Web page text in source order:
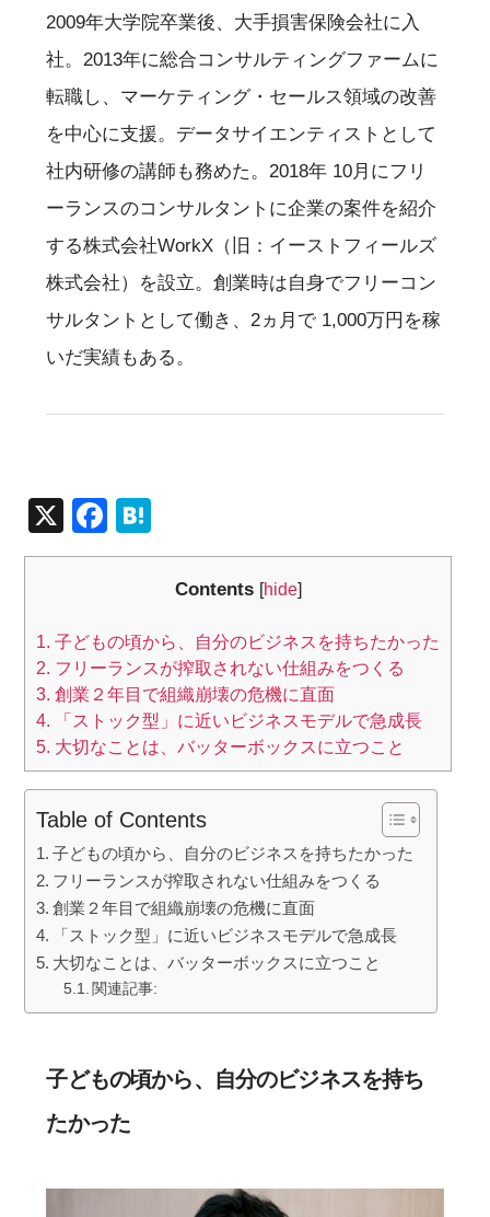
2009年大学院卒業後、大手損害保険会社に入
社。2013年に総合コンサルティングファームに
転職し、マーケティング・セールス領域の改善
を中心に支援。データサイエンティストとして
社内研修の講師も務めた。2018年 10月にフリ
ーランスのコンサルタントに企業の案件を紹介
する株式会社WorkX（旧：イーストフィールズ
株式会社）を設立。創業時は自身でフリーコン
サルタントとして働き、2ヵ月で 1,000万円を稼
いだ実績もある。
X
F
a
b
o
o
k
at
a
Contents [hide]
1. 子どもの頃から、自分のビジネスを持ちたかった
2. フリーランスが搾取されない仕組みをつくる
3. 創業２年目で組織崩壊の危機に直面
4. 「ストック型」に近いビジネスモデルで急成長
5. 大切なことは、バッターボックスに立つこと
Table of Contents
子どもの頃から、自分のビジネスを持ちたかった
フリーランスが搾取されない仕組みをつくる
創業２年目で組織崩壊の危機に直面
「ストック型」に近いビジネスモデルで急成長
大切なことは、バッターボックスに立つこと
関連記事:
子どもの頃から、自分のビジネスを持ち
たかった